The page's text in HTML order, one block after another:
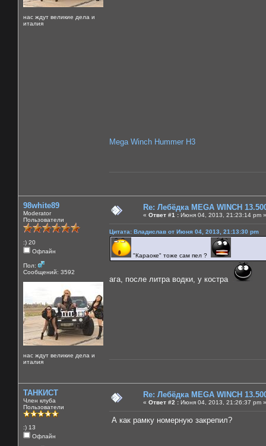
нас ждут великие дела и
италия
Mega Winch Hummer H3
98white89
Moderator
Пользователи
:) 20
Офлайн
Пол:
Сообщений: 3592
нас ждут великие дела и
италия
Re: Лебёдка MEGA WINCH
« Ответ #1 : Июня 04, 2013, 21:23:14 pm »
Цитата: Владислав от Июня 04, 2013, 21:13:30 pm
"Караоке" тоже сам пел ?
ага, после литра водки, у костра
ТАНКИСТ
Член клуба
Пользователи
:) 13
Офлайн
Re: Лебёдка MEGA WINCH
« Ответ #2 : Июня 04, 2013, 21:26:37 pm »
А как рамку номерную закрепил?